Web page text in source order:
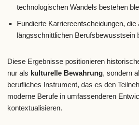
technologischen Wandels bestehen
Fundierte Karriereentscheidungen, die
längsschnittlichen Berufsbewusstsein
Diese Ergebnisse positionieren
nur als kulturelle Bewahrung, sondern
berufliches Instrument, das es den
moderne Berufe in umfassenderen
kontextualisieren.